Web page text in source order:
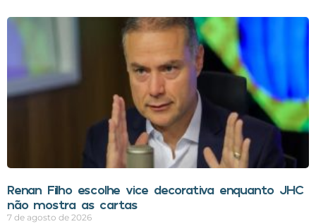
Renan Filho escolhe vice decorativa enquanto JHC
não mostra as cartas
7 de agosto de 2026